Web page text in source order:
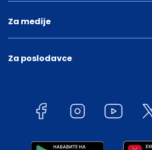
Za medije
Za poslodavce